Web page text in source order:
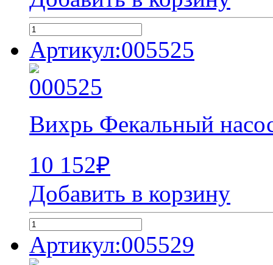
Артикул:005525
Вихрь Фекальный
10 152₽
Добавить в корзину
Артикул:005529